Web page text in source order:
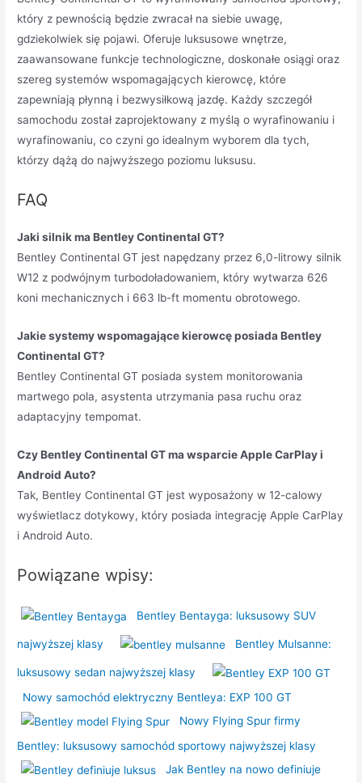
który z pewnością będzie zwracał na siebie uwagę,
gdziekolwiek się pojawi. Oferuje luksusowe wnętrze,
zaawansowane funkcje technologiczne, doskonałe osiągi oraz
szereg systemów wspomagających kierowcę, które
zapewniają płynną i bezwysiłkową jazdę. Każdy szczegół
samochodu został zaprojektowany z myślą o wyrafinowaniu i
wyrafinowaniu, co czyni go idealnym wyborem dla tych,
którzy dążą do najwyższego poziomu luksusu.
FAQ
Jaki silnik ma Bentley Continental GT?
Bentley Continental GT jest napędzany przez 6,0-litrowy silnik
W12 z podwójnym turbodoładowaniem, który wytwarza 626
koni mechanicznych i 663 lb-ft momentu obrotowego.
Jakie systemy wspomagające kierowcę posiada Bentley
Continental GT?
Bentley Continental GT posiada system monitorowania
martwego pola, asystenta utrzymania pasa ruchu oraz
adaptacyjny tempomat.
Czy Bentley Continental GT ma wsparcie Apple CarPlay i
Android Auto?
Tak, Bentley Continental GT jest wyposażony w 12-calowy
wyświetlacz dotykowy, który posiada integrację Apple CarPlay
i Android Auto.
Powiązane wpisy:
Bentley Bentayga: luksusowy SUV
najwyższej klasy Bentley Mulsanne:
luksusowy sedan najwyższej klasy
Nowy samochód elektryczny Bentleya: EXP 100 GT
Nowy Flying Spur firmy
Bentley: luksusowy samochód sportowy najwyższej klasy
Jak Bentley na nowo definiuje